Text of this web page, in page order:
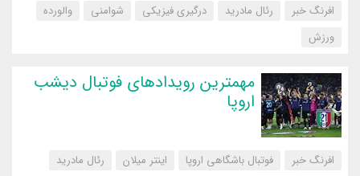
افرنگ خبر رئال مادرید درگیری فیزیکی شوامنی
والورده
‌ورزش
مهمترین رویدادهای فوتبال دیشب
اروپا
افرنگ خبر فوتبال باشگاهی اروپا اینتر میلان
رئال مادرید